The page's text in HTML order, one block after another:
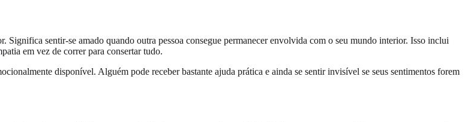
Significa sentir-se amado quando outra pessoa consegue permanecer envolvida com o seu mundo interior. Isso inclui
em vez de correr para consertar tudo.
disponível. Alguém pode receber bastante ajuda prática e ainda se sentir invisível se seus sentimentos forem